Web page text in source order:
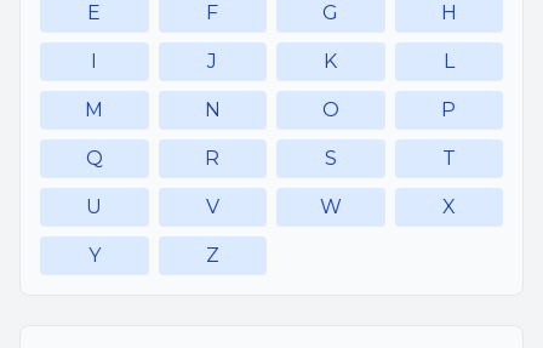
E F G H
I J K L
M N O P
Q R S T
U V W X
Y Z